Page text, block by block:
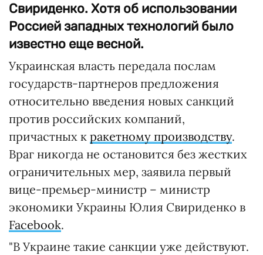
Свириденко. Хотя об использовании
Россией западных технологий было
известно еще весной.
Украинская власть передала послам
государств-партнеров предложения
относительно введения новых санкций
против российских компаний,
причастных к ракетному производству.
Враг никогда не остановится без жестких
ограничительных мер, заявила первый
вице-премьер-министр – министр
экономики Украины Юлия Свириденко в
Facebook.
"В Украине такие санкции уже действуют.